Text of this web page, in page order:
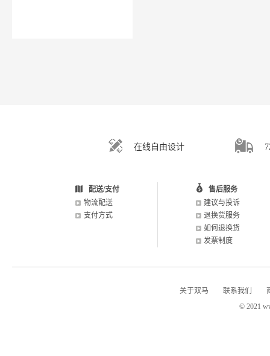
在线自由设计
配送/支付
物流配送
支付方式
售后服务
建议与投诉
退换货服务
如何退换货
发票制度
关于双马 联系我们
© 2021